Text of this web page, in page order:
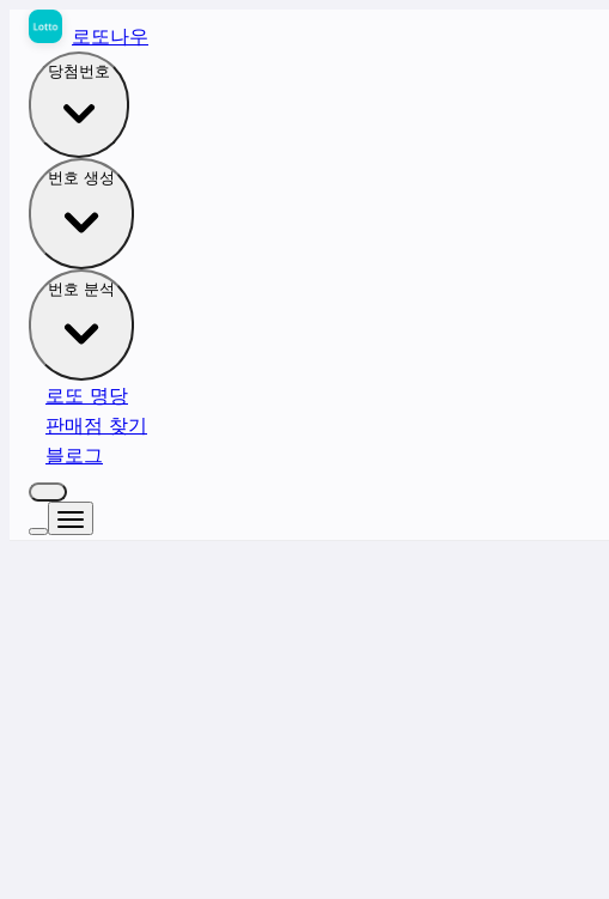
로또나우
당첨번호
번호 생성
번호 분석
로또 명당
판매점 찾기
블로그